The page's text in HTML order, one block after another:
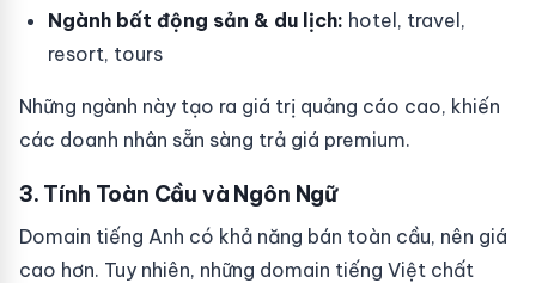
Ngành bất động sản & du lịch: hotel, travel,
resort, tours
Những ngành này tạo ra giá trị quảng cáo cao, khiến
các doanh nhân sẵn sàng trả giá premium.
3. Tính Toàn Cầu và Ngôn Ngữ
Domain tiếng Anh có khả năng bán toàn cầu, nên giá
cao hơn. Tuy nhiên, những domain tiếng Việt chất